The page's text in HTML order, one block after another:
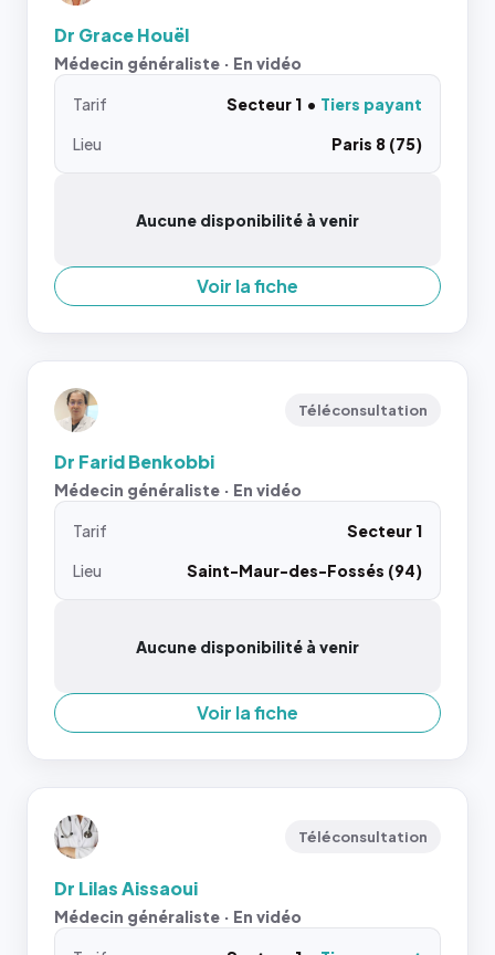
Dr Grace Houël
Médecin généraliste · En vidéo
Tarif Secteur 1
Tiers payant
Lieu
Paris 8 (75)
Aucune disponibilité à venir
Voir la fiche
Téléconsultation
Dr Farid Benkobbi
Médecin généraliste · En vidéo
Tarif
Secteur 1
Lieu
Saint-Maur-des-Fossés (94)
Aucune disponibilité à venir
Voir la fiche
Téléconsultation
Dr Lilas Aissaoui
Médecin généraliste · En vidéo